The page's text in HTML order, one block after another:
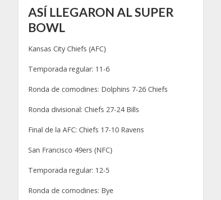
ASÍ LLEGARON AL SUPER
BOWL
Kansas City Chiefs (AFC)
Temporada regular: 11-6
Ronda de comodines: Dolphins 7-26 Chiefs
Ronda divisional: Chiefs 27-24 Bills
Final de la AFC: Chiefs 17-10 Ravens
San Francisco 49ers (NFC)
Temporada regular: 12-5
Ronda de comodines: Bye